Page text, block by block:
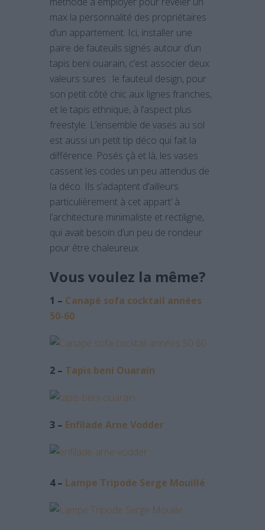
max la personnalité des propriétaires
d’un appartement. Ici, installer une
paire de fauteuils signés autour d’un
tapis beni ouarain, c’est associer deux
valeurs sures : le fauteuil design, pour
son petit côté chic aux lignes franches,
et le tapis ethnique, à l’aspect plus
freestyle. L’ensemble de vases au sol
est aussi un petit tip déco qui fait la
différence. Posés çà et là, les vases
cassent les codes un peu attendus de
la déco. Ils s’adaptent d’ailleurs
particulièrement à cet appart’ à
l’architecture minimaliste et rectiligne,
qui avait besoin d’un peu de rondeur
pour être chaleureux.
Vous voulez la même?
1 – Canapé sofa cocktail années
50-60
2 – Tapis beni Ouarain
3 – Enfilade Arne Vodder
4 – Lampe Tripode Serge Mouillé